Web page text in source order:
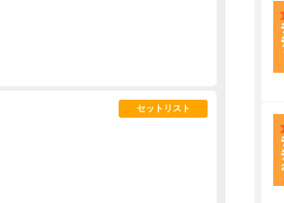
セットリスト